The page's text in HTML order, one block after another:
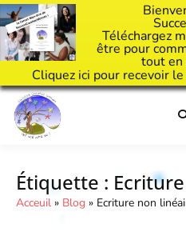
Téléchargez
être pour
tout en
Cliquez ici pour recevoir
Passer
contenu
Il est temps
Étiquette :
Acceuil » Blog » Ecriture non